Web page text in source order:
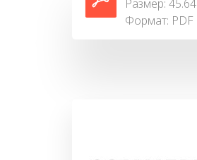
Размер:
Формат: PDF